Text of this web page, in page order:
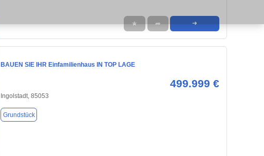
★ ➦ ➜
BAUEN SIE IHR Einfamilienhaus IN TOP LAGE
499.999 €
Ingolstadt, 85053
Grundstück